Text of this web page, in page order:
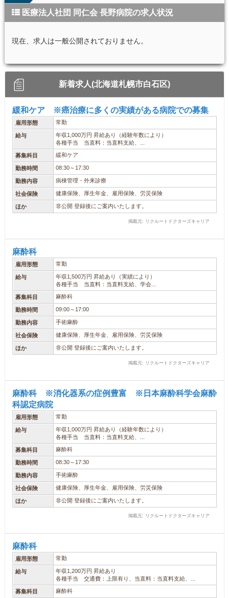
医療法人社団 同仁会 長野病院の求人状況
現在、求人は一般公開されておりません。
新着求人(北海道札幌市白石区)
緩和ケア ※癌治療に多くの実績がある病院での募集
雇用形態 常勤
給与
年収1,000万円 昇給あり（経験年数により）
各種手当 当直料：当直料支給、...
募集科目 緩和ケア
勤務時間 08:30～17:30
勤務内容 病棟管理・外来診療
社会保険 健康保険、厚生年金、雇用保険、労災保険
ほか 非公開 登録後にご案内いたします。
掲載元: リクルートドクターズキャリア
麻酔科
雇用形態 常勤
給与
年収1,500万円 昇給あり（実績により）
各種手当 当直料：当直料支給、学会...
募集科目 麻酔科
勤務時間 09:00～17:00
勤務内容 手術麻酔
社会保険 健康保険、厚生年金、雇用保険、労災保険
ほか 非公開 登録後にご案内いたします。
掲載元: リクルートドクターズキャリア
麻酔科 ※消化器系の症例豊富 ※日本麻酔科学会麻酔
科認定病院
雇用形態 常勤
給与
年収1,000万円 昇給あり（経験年数により）
各種手当 当直料：当直料支給、...
募集科目 麻酔科
勤務時間 08:30～17:30
勤務内容 手術麻酔
社会保険 健康保険、厚生年金、雇用保険、労災保険
ほか 非公開 登録後にご案内いたします。
掲載元: リクルートドクターズキャリア
麻酔科
雇用形態 常勤
給与
年収1,200万円 昇給あり
各種手当 交通費：上限有り、当直料：当直料支給、...
募集科目 麻酔科